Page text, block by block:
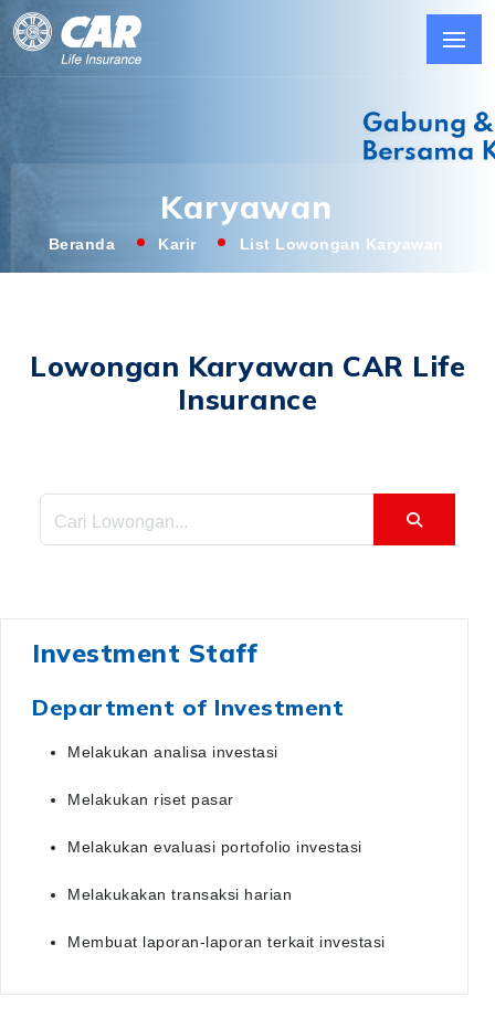
Karyawan
Beranda Karir List Lowongan Karyawan
Lowongan Karyawan CAR Life
Insurance
Investment Staff
Department of Investment
Melakukan analisa investasi
Melakukan riset pasar
Melakukan evaluasi portofolio investasi
Melakukakan transaksi harian
Membuat laporan-laporan terkait investasi